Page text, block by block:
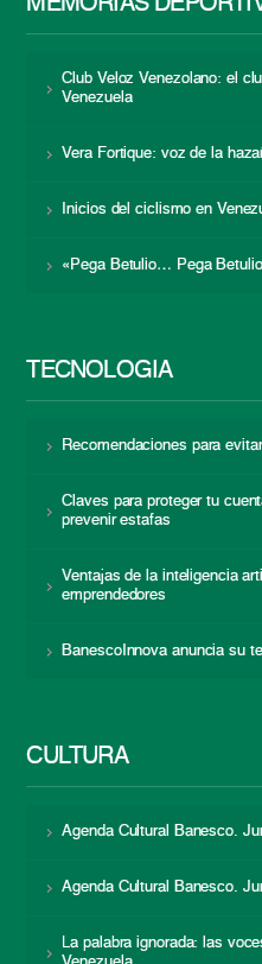
Club Veloz Venezolano: el
Venezuela
Vera Fortique: voz de la
Inicios del ciclismo en
«Pega Betulio… Pega
TECNOLOGÍA
Recomendaciones para
Claves para proteger tu
prevenir estafas
Ventajas de la inteligencia
emprendedores
BanescoInnova anuncia su
CULTURA
Agenda Cultural Banesco.
Agenda Cultural Banesco.
La palabra ignorada: las